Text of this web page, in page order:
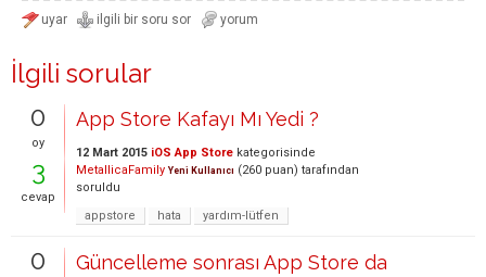
İlgili sorular
0
oy
3
cevap
App Store Kafayı Mı Yedi ?
12 Mart 2015 iOS App Store kategorisinde
MetallicaFamily Yeni Kullanıcı (260 puan) tarafından
soruldu
appstore
hata yardım-lütfen
0
Güncelleme sonrası App Store da